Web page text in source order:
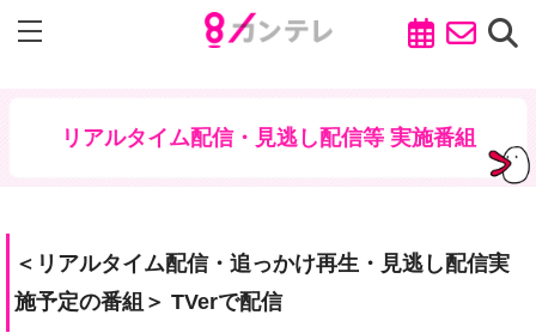
リアルタイム配信・見逃し配信等 実施番組
＜リアルタイム配信・追っかけ再生・見逃し配信実
施予定の番組＞ TVerで配信